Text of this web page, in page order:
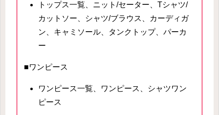
トップス一覧、ニット/セーター、Tシャツ/
カットソー、シャツ/ブラウス、カーディガ
ン、キャミソール、タンクトップ、パーカ
ー
■ワンピース
ワンピース一覧、ワンピース、シャツワン
ピース